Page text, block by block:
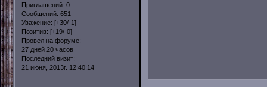
Приглашений: 0
Сообщений: 651
Уважение: [+30/-1]
Позитив: [+19/-0]
Провел на форуме:
27 дней 20 часов
Последний визит:
21 июня, 2013г. 12:40:14